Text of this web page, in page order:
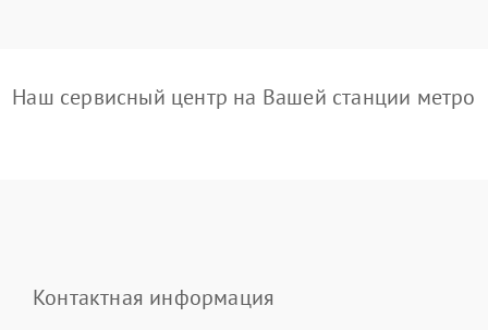
Наш сервисный центр на Вашей станции метро
Контактная информация